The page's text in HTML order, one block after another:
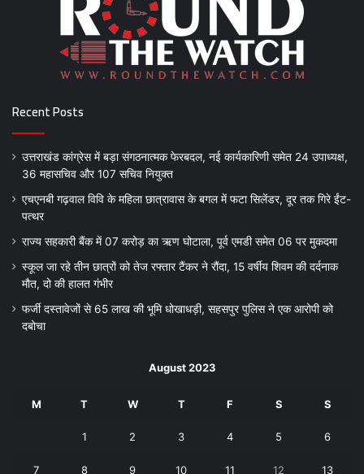
Recent Posts
उत्तराखंड कांग्रेस में बड़ा संगठनात्मक फेरबदल, नई कार्यकारिणी समेत 24 उपाध्यक्ष,
36 महासचिव और 107 सचिव नियुक्त
एचएनबी गढ़वाल विवि के महिला छात्रावास के बगल में फटा सिलेंडर, दूर तक गिरे ईंट-
पत्थर
राज्य सहकारी बैंक में 07 करोड़ का ऋण घोटाला, पूर्व एमडी समेत 06 पर मुकदमा
स्कूल जा रहे तीन छात्रों को तेज रफ्तार टैंकर ने रौंदा, 15 वर्षीय शिवम की दर्दनाक
मौत, दो की हालत गंभीर
फर्जी दस्तावेजों से 65 लाख की भूमि धोखाधड़ी, सहसपुर पुलिस ने एक आरोपी को
दबोचा
August 2023
M T W T F S S
1 2 3 4 5 6
7 8 9 10 11 12 13